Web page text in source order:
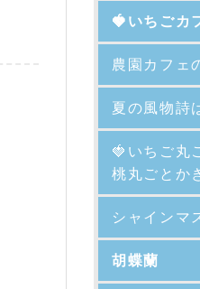
🍓いちごカ
農園カフェ
夏の風物詩
🍓 いちご丸
桃丸ごとか
シャインマ
胡蝶蘭